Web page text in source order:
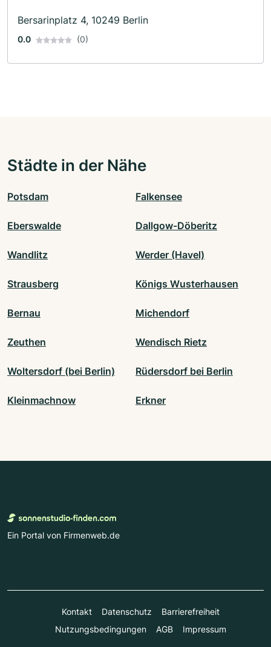
Bersarinplatz 4, 10249 Berlin
0.0 (0)
Städte in der Nähe
Potsdam Falkensee
Eberswalde Dallgow-Döberitz
Wandlitz Werder (Havel)
Strausberg Königs Wusterhausen
Bernau Michendorf
Zeuthen Wendisch Rietz
Woltersdorf (bei Berlin) Rüdersdorf bei Berlin
Kleinmachnow Erkner
Ein Portal von Firmenweb.de
Kontakt Datenschutz
Barrierefreiheit
Nutzungsbedingungen
AGB Impressum